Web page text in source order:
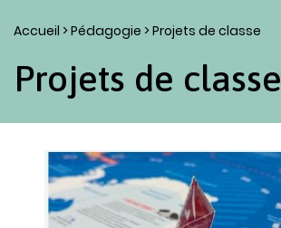
Accueil >Pédagogie > Projets de classe
Projets de classe